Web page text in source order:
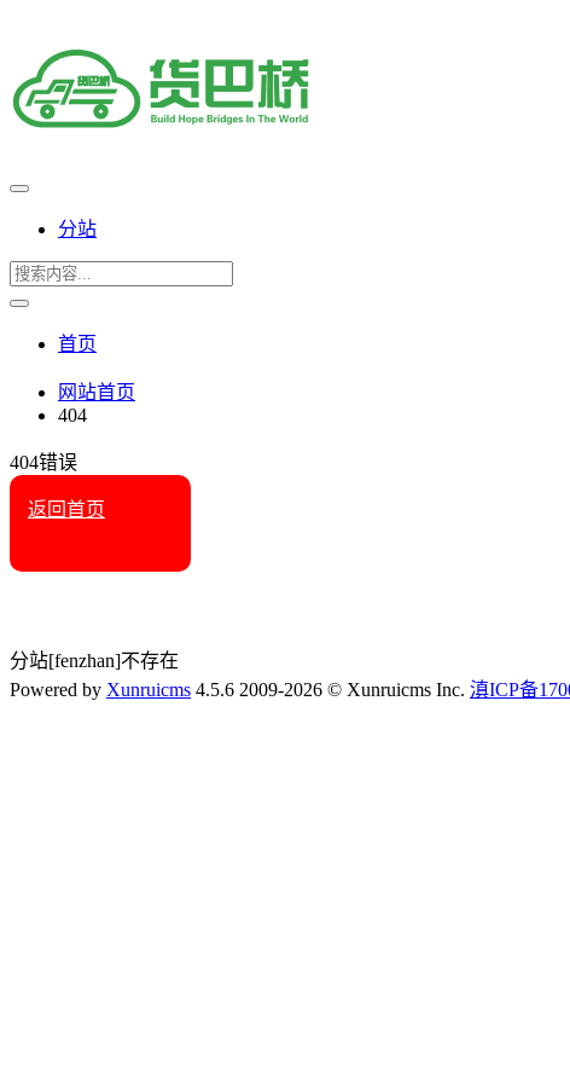
分站
首页
网站首页
404
404错误
返回首页
分站[fenzhan]不存在
Powered by Xunruicms 4.5.6 2009-2026 © Xunruicms Inc. 滇ICP备